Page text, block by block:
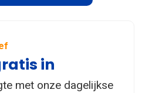
in
met onze dagelijkse